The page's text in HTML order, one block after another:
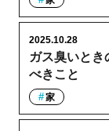
ガス臭いと
べきこと
2025.10.28
家